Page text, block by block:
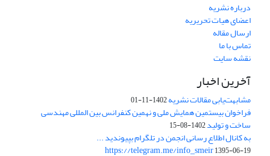
درباره نشریه
اعضای هیات تحریریه
ارسال مقاله
تماس با ما
نقشه سایت
آخرین اخبار
مشابهت‌یابی مقالات نشریه1402-11-01
فراخوان بیستمین همایش ملی و نهمین کنفرانس بین المللی مهندسی
ساخت و تولید1402-08-15
به کانال اطلاع رسانی انجمن در تلگرام بپیوندید ...
https://telegram.me/info_smeir1395-06-19